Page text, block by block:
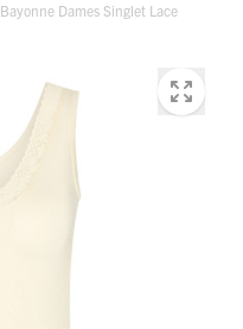
Bayonne Dames Singlet Lace